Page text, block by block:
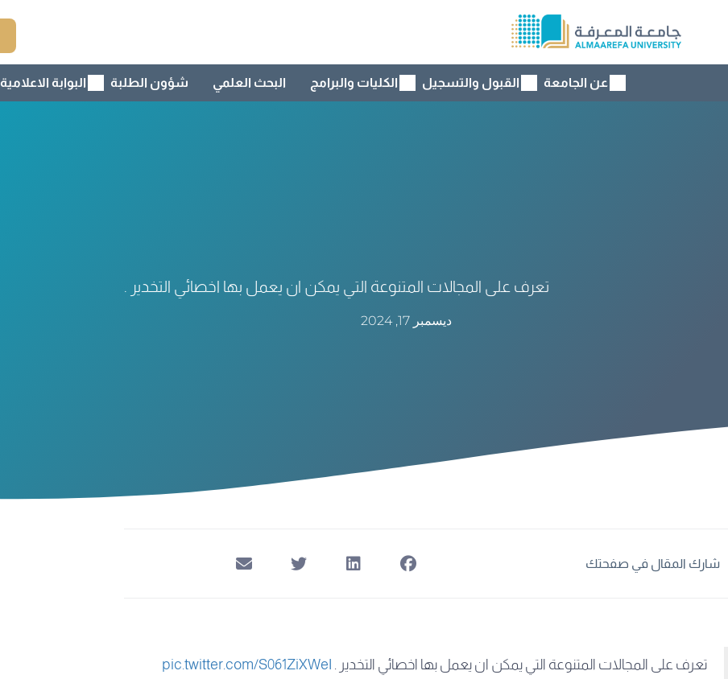
عن الجامعة القبول والتسجيل الكليات والبرامج البحث العلمي شؤون الطلبة البوابة الاعلامية
تعرف على المجالات المتنوعة التي يمكن ان يعمل بها اخصائي التخدير .
ديسمبر 17, 2024
شارك المقال في صفحتك
تعرف على المجالات المتنوعة التي يمكن ان يعمل بها اخصائي التخدير . pic.twitter.com/S061ZiXWeI